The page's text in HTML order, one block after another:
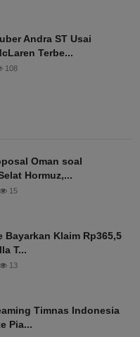
Andra ST Usai
Terbe...
108
Oman soal
Hormuz,...
15
Bayarkan Klaim Rp365,5
T...
13
Timnas Indonesia
Pia...